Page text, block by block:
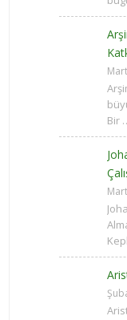
Bir